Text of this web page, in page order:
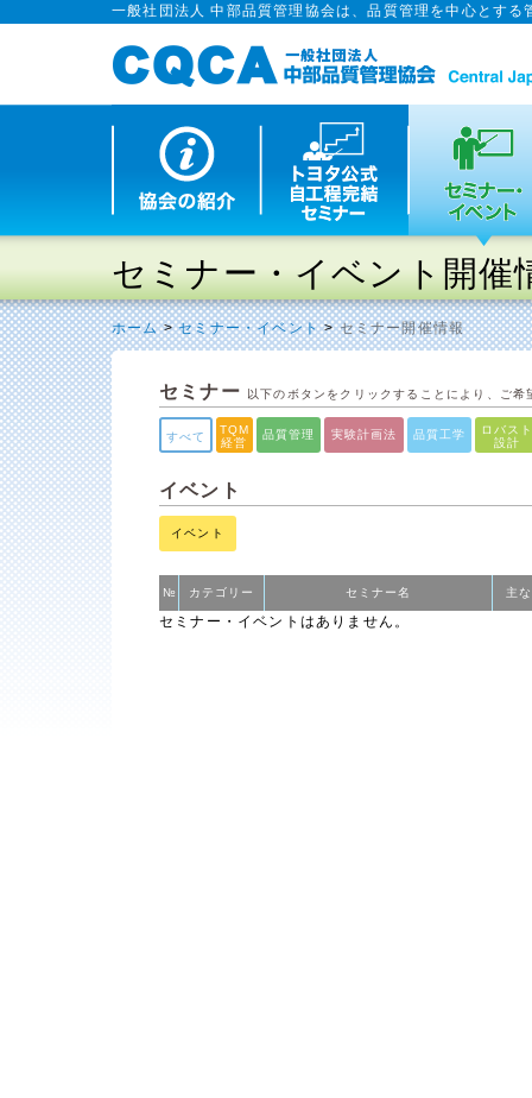
一般社団法人 中部品質管理協会は、品質管理を中心とす
セミナー・イベント開催
ホーム>セミナー・イベント>セミナー開催情報
セミナー 以下のボタンをクリックすることにより、ご
すべて
TQM
経営
品質管理 実験計画法 品質工学
ロバス
設計
イベント
イベント
№ カテゴリー セミナー名 主
セミナー・イベントはありません。